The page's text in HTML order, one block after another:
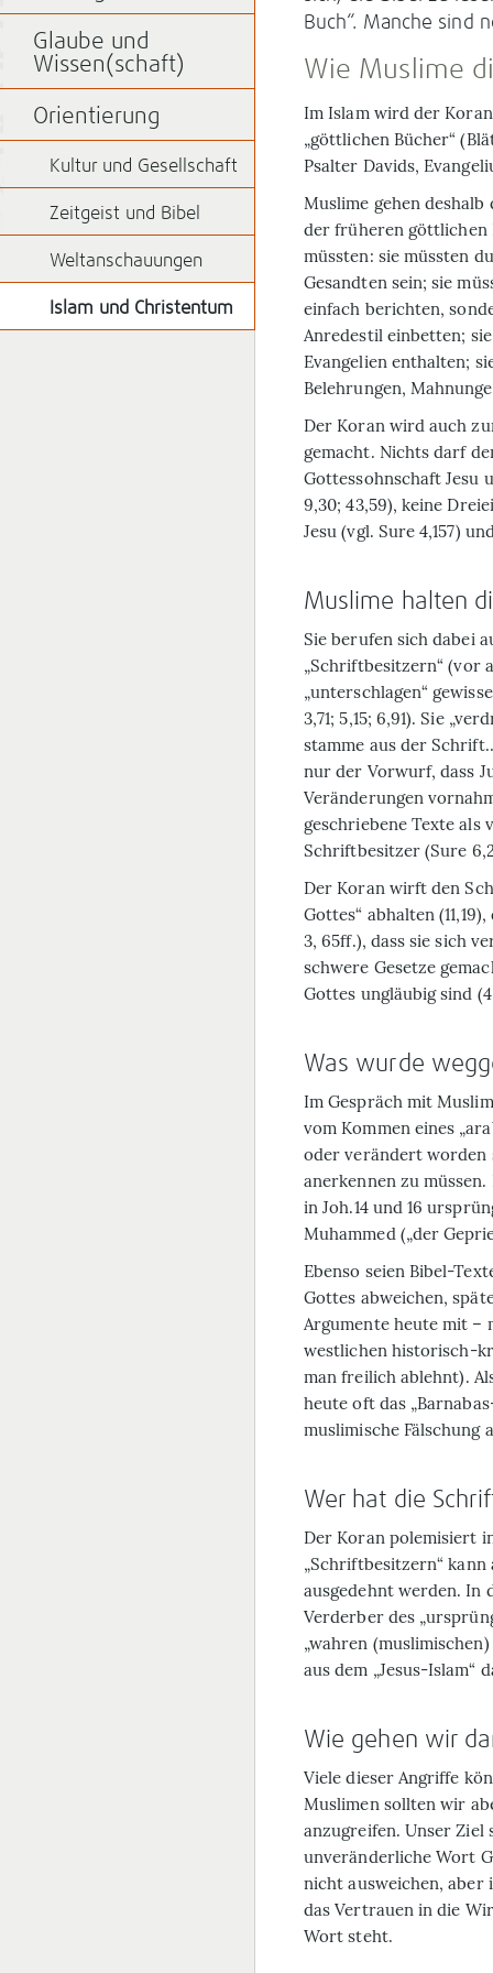
Buch“. Manche sind
Wie Muslime
Im Islam wird der
„göttlichen Bücher“
Psalter Davids,
Muslime gehen deshalb
der früheren göttlichen
müssten: sie müssten
Gesandten sein; sie
einfach berichten,
Anredestil einbetten;
Evangelien enthalten;
Belehrungen,
Der Koran wird auch
gemacht. Nichts darf
Gottessohnschaft Jesu
9,30; 43,59), keine
Jesu (vgl. Sure 4,157)
Muslime halten
Sie berufen sich dabei
„Schriftbesitzern“ (vor
„unterschlagen“
3,71; 5,15; 6,91). Sie
stamme aus der
nur der Vorwurf, dass
Veränderungen
geschriebene Texte als
Schriftbesitzer (Sure
Der Koran wirft den
Gottes“ abhalten
3, 65ff.), dass sie sich
schwere Gesetze
Gottes ungläubig sind
Was wurde
Im Gespräch mit
vom Kommen eines
oder verändert worden
anerkennen zu
in Joh.14 und 16
Muhammed („der
Ebenso seien Bibel-
Gottes abweichen,
Argumente heute mit –
westlichen historisch-
man freilich ablehnt).
heute oft das
muslimische Fälschung
Wer hat die
Der Koran polemisiert
„Schriftbesitzern“
ausgedehnt werden. In
Verderber des
„wahren
aus dem „Jesus-Islam“
Wie gehen wir
Viele dieser Angriffe
Muslimen sollten wir
anzugreifen. Unser Ziel
unveränderliche Wort
nicht ausweichen, aber
das Vertrauen in die
Wort steht.
Glaube und
Wissen(schaft)
Orientierung
Kultur und Gesellschaft
Zeitgeist und Bibel
Weltanschauungen
Islam und Christentum